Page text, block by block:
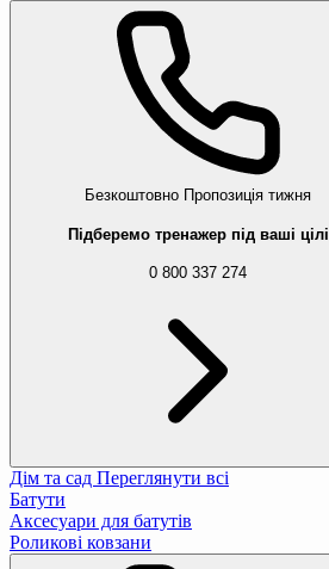
Безкоштовно Пропозиція тижня
Підберемо тренажер під ваші цілі
0 800 337 274
Дім та сад Переглянути всі
Батути
Аксесуари для батутів
Роликові ковзани